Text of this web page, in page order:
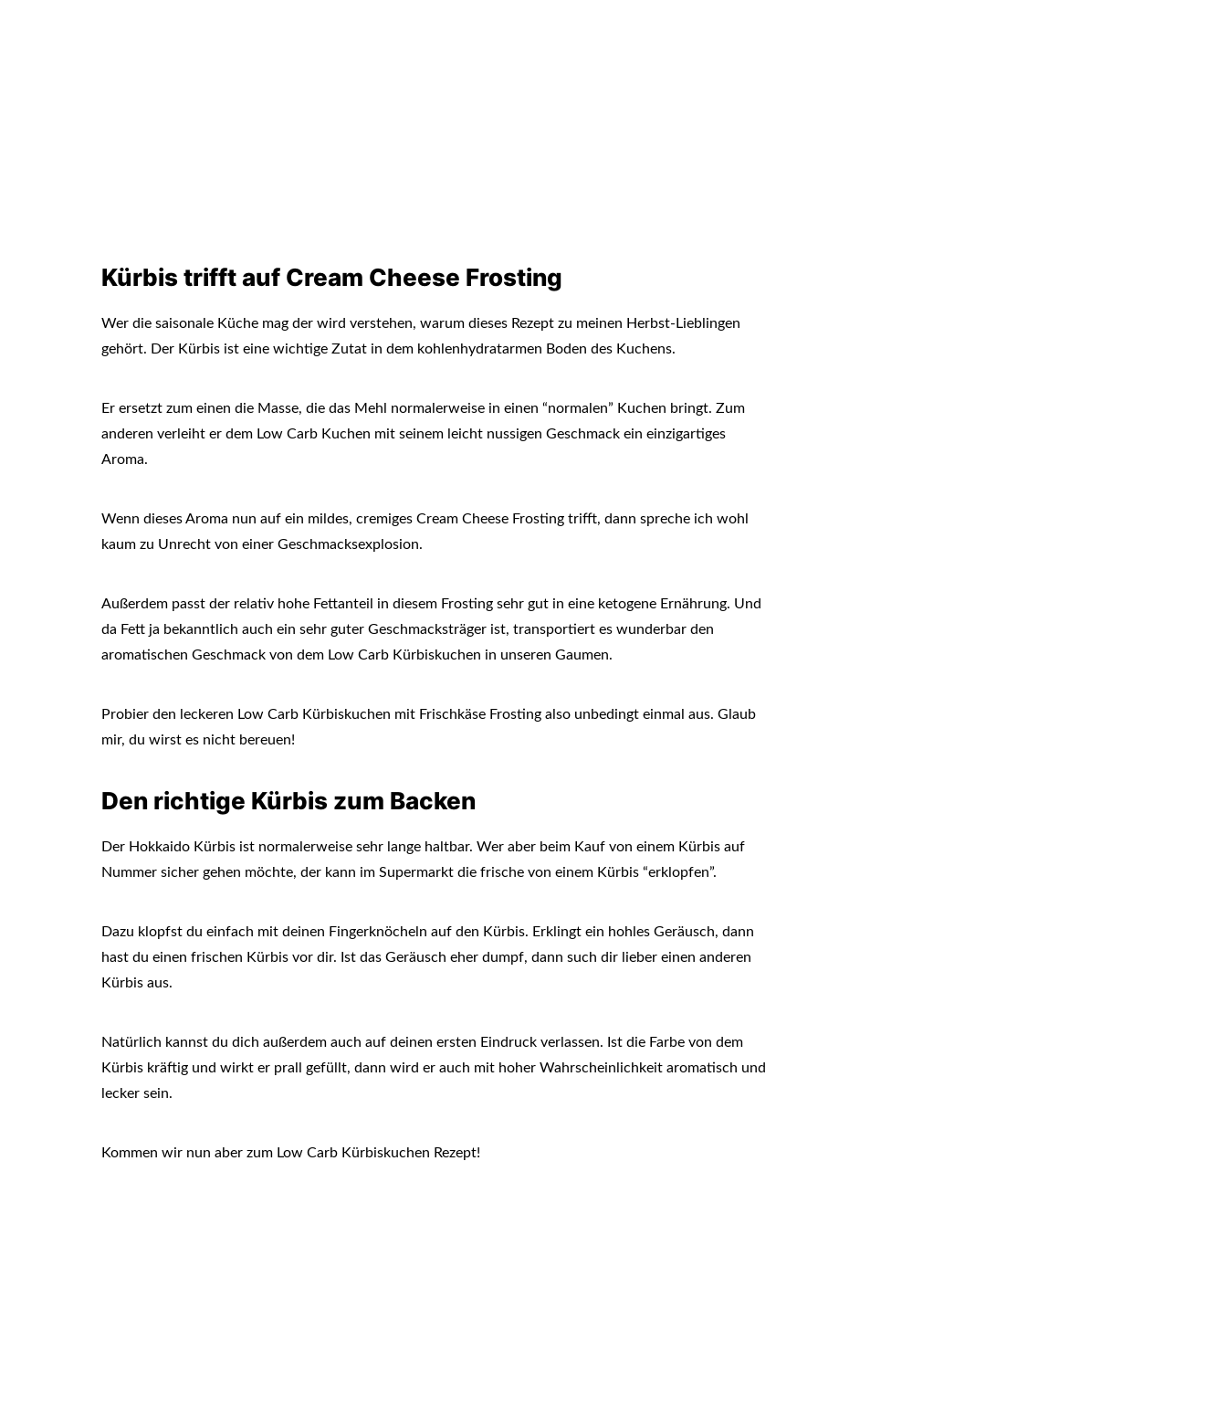
Kürbis trifft auf Cream Cheese Frosting
Wer die saisonale Küche mag der wird verstehen, warum dieses Rezept zu meinen Herbst-Lieblingen
gehört. Der Kürbis ist eine wichtige Zutat in dem kohlenhydratarmen Boden des Kuchens.
Er ersetzt zum einen die Masse, die das Mehl normalerweise in einen “normalen” Kuchen bringt. Zum
anderen verleiht er dem Low Carb Kuchen mit seinem leicht nussigen Geschmack ein einzigartiges
Aroma.
Wenn dieses Aroma nun auf ein mildes, cremiges Cream Cheese Frosting trifft, dann spreche ich wohl
kaum zu Unrecht von einer Geschmacksexplosion.
Außerdem passt der relativ hohe Fettanteil in diesem Frosting sehr gut in eine ketogene Ernährung. Und
da Fett ja bekanntlich auch ein sehr guter Geschmacksträger ist, transportiert es wunderbar den
aromatischen Geschmack von dem Low Carb Kürbiskuchen in unseren Gaumen.
Probier den leckeren Low Carb Kürbiskuchen mit Frischkäse Frosting also unbedingt einmal aus. Glaub
mir, du wirst es nicht bereuen!
Den richtige Kürbis zum Backen
Der Hokkaido Kürbis ist normalerweise sehr lange haltbar. Wer aber beim Kauf von einem Kürbis auf
Nummer sicher gehen möchte, der kann im Supermarkt die frische von einem Kürbis “erklopfen”.
Dazu klopfst du einfach mit deinen Fingerknöcheln auf den Kürbis. Erklingt ein hohles Geräusch, dann
hast du einen frischen Kürbis vor dir. Ist das Geräusch eher dumpf, dann such dir lieber einen anderen
Kürbis aus.
Natürlich kannst du dich außerdem auch auf deinen ersten Eindruck verlassen. Ist die Farbe von dem
Kürbis kräftig und wirkt er prall gefüllt, dann wird er auch mit hoher Wahrscheinlichkeit aromatisch und
lecker sein.
Kommen wir nun aber zum Low Carb Kürbiskuchen Rezept!